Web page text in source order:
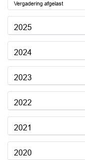
Vergadering afgelast
2025
2024
2023
2022
2021
2020